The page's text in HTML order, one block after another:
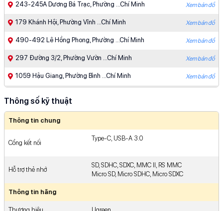
243-245A Dương Bá Trạc, Phường ...Chí Minh Xem bản đồ
179 Khánh Hội, Phường Vĩnh ...Chí Minh Xem bản đồ
490-492 Lê Hồng Phong, Phường ...Chí Minh Xem bản đồ
297 Đường 3/2, Phường Vườn ...Chí Minh Xem bản đồ
1059 Hậu Giang, Phường Bình ...Chí Minh Xem bản đồ
383 Lê Trọng Tấn, Phường ...Chí Minh Xem bản đồ
910 Âu Cơ, Phường Tân ...Chí Minh Xem bản đồ
427 - 429 Hoàng Văn ...Chí Minh
475 Phan Văn Trị, Phường ...Chí Minh
363 Nguyễn Oanh, Phường Gò ...Chí Minh Xem bản đồ
539 Quang Trung, Phường Gò ...Chí Minh Xem bản đồ
Thông số kỹ thuật
Thông tin chung
Cổng kết nối
Type-C, USB-A 3.0
Hỗ trợ thẻ nhớ
SD, SDHC, SDXC, MMC II, RS MMC
Micro SD, Micro SDHC, Micro SDXC
Thông tin hãng